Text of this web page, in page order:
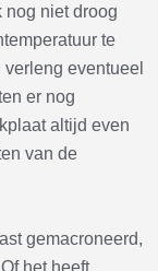
nog niet droog
te
eventueel
er nog
altijd even
van de
gemacroneerd,
het heeft